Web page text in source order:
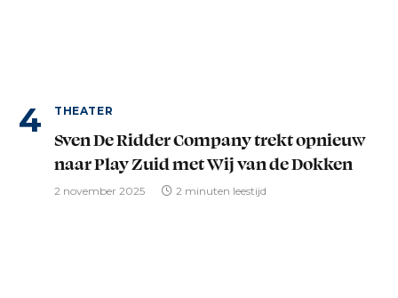
THEATER
Sven De Ridder Company trekt opnieuw
naar Play Zuid met Wij van de Dokken
2 november 2025 2 minuten leestijd